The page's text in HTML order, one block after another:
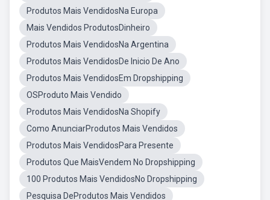
Produtos Mais VendidosNa Europa
Mais Vendidos ProdutosDinheiro
Produtos Mais VendidosNa Argentina
Produtos Mais VendidosDe Inicio De Ano
Produtos Mais VendidosEm Dropshipping
OSProduto Mais Vendido
Produtos Mais VendidosNa Shopify
Como AnunciarProdutos Mais Vendidos
Produtos Mais VendidosPara Presente
Produtos Que MaisVendem No Dropshipping
100 Produtos Mais VendidosNo Dropshipping
Pesquisa DeProdutos Mais Vendidos